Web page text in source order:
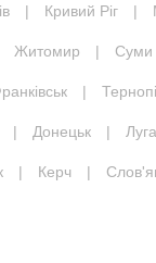
| Кривий Ріг |
Житомир | Суми
|
| Донецьк |
| Керч |